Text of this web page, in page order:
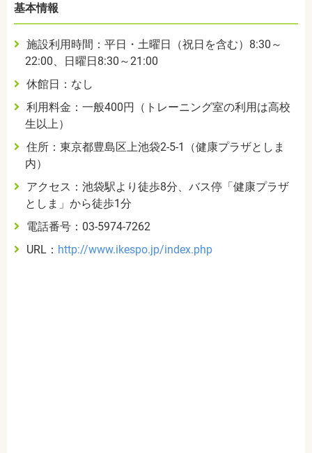
基本情報
施設利用時間：平日・土曜日（祝日を含む） 8:30 ～
22:00、日曜日8:30 ～21:00
休館日：なし
利用料金：一般400円（トレーニング室の利用は高校
生以上）
住所：東京都豊島区上池袋2-5-1
（健康プラザとしま
内）
アクセス：池袋駅より徒歩8分、バス停「健康プラザ
としま」から徒歩1分
電話番号： 03-5974-7262
URL： http://www.ikespo.jp/index.php